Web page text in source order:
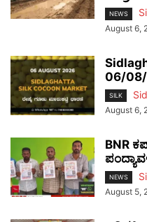
NEWS
August 6,
06/
SILK
August 6,
BNR
NEWS
August 5,